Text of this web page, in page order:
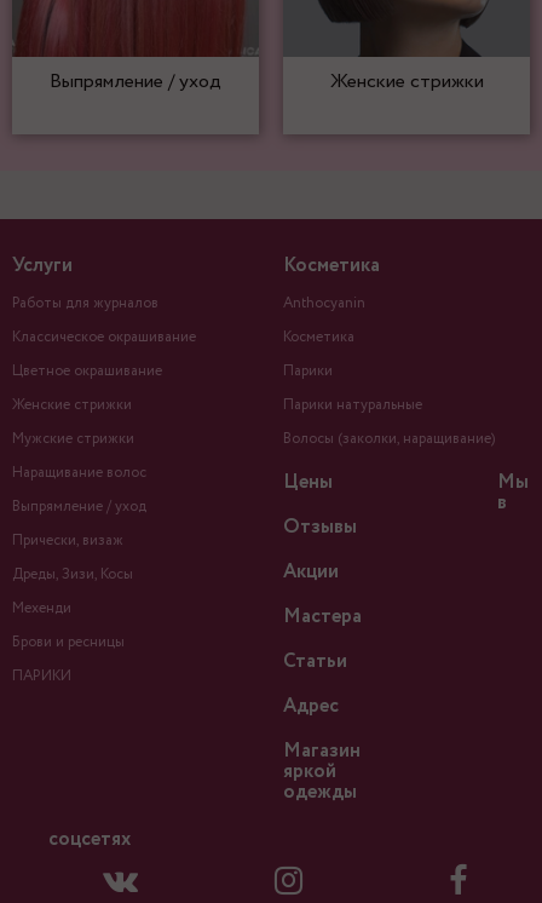
Выпрямление / уход Женские стрижки
Услуги
Работы для журналов
Классическое окрашивание
Цветное окрашивание
Женские стрижки
Мужские стрижки
Наращивание волос
Выпрямление / уход
Прически, визаж
Дреды, Зизи, Косы
Мехенди
Брови и ресницы
ПАРИКИ
Косметика
Anthocyanin
Косметика
Парики
Парики натуральные
Волосы (заколки, наращивание)
Цены
Отзывы
Акции
Мастера
Статьи
Адрес
Магазин
яркой
одежды
Мы
в
соцсетях